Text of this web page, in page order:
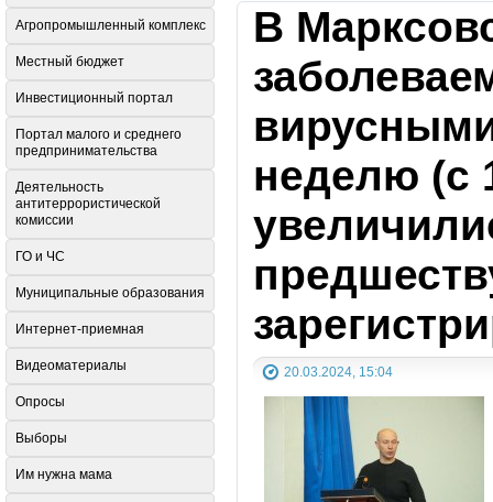
В
неделю (с
20.03.2024, 15:04
Агропромышленный комплекс
Местный бюджет
Инвестиционный портал
Портал малого и среднего
предпринимательства
Деятельность
антитеррористической
комиссии
ГО и ЧС
Муниципальные образования
Интернет-приемная
Видеоматериалы
Опросы
Выборы
Им нужна мама